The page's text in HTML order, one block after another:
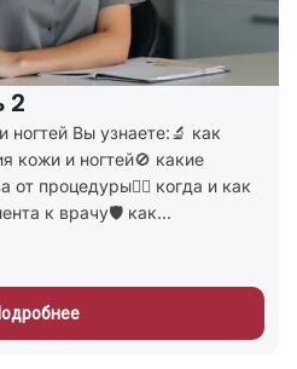
2
ногтей Вы узнаете:🔬 как
кожи и ногтей🚫 какие
от процедуры👩‍⚕️ когда и как
к врачу🛡️ как...